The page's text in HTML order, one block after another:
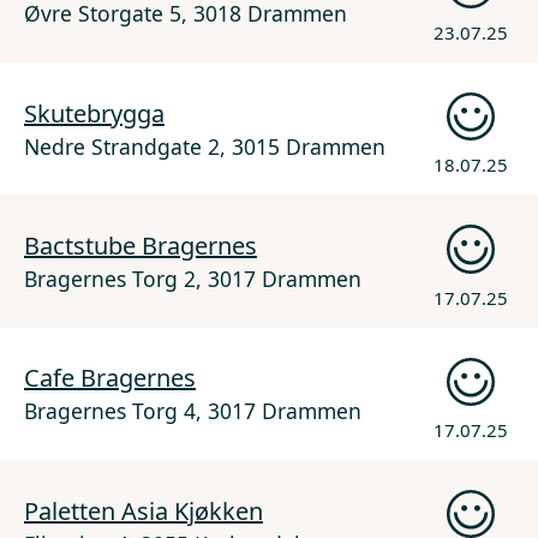
Øvre Storgate 5, 3018 Drammen
23.07.25
Skutebrygga
Nedre Strandgate 2, 3015 Drammen
18.07.25
Bactstube Bragernes
Bragernes Torg 2, 3017 Drammen
17.07.25
Cafe Bragernes
Bragernes Torg 4, 3017 Drammen
17.07.25
Paletten Asia Kjøkken